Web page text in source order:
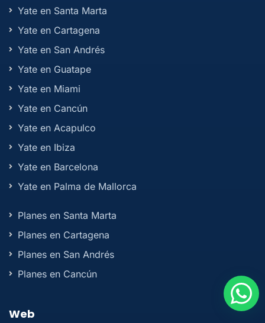
Yate en Santa Marta
Yate en Cartagena
Yate en San Andrés
Yate en Guatape
Yate en Miami
Yate en Cancún
Yate en Acapulco
Yate en Ibiza
Yate en Barcelona
Yate en Palma de Mallorca
Planes en Santa Marta
Planes en Cartagena
Planes en San Andrés
Planes en Cancún
Web